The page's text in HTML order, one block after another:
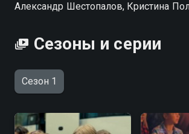
Александр Шестопалов, Кристина
Сезоны и серии
Сезон 1